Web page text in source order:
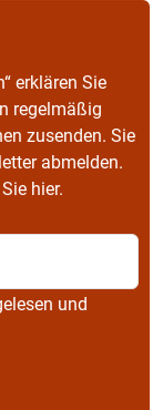
erklären Sie
regelmäßig
zusenden. Sie
abmelden.
hier.
und